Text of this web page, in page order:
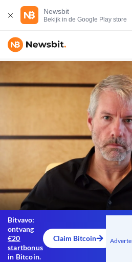
Newsbit
Bekijk in de Google Play store
Bitvavo:
ontvang
€20
startbonus
in Bitcoin.
Claim Bitcoin